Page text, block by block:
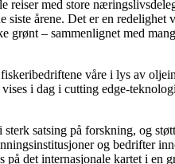
med store
årene. Det er en
– sammenlignet med
våre i lys av
i dag i cutting edge-
satsing på forskning, og
og bedrifter
det internasjonale kartet i